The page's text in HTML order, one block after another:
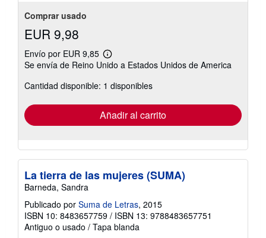
Comprar usado
EUR 9,98
Envío por EUR 9,85
Más
información
las
tarifas
envío
Se envía de Reino Unido a Estados Unidos de America
Cantidad disponible: 1 disponibles
Añadir al carrito
La tierra de las mujeres (SUMA)
Barneda, Sandra
Publicado por Suma de Letras, 2015
ISBN 10: 8483657759 / ISBN 13: 9788483657751
Antiguo o usado / Tapa blanda